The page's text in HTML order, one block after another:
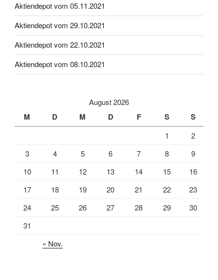
Aktiendepot vom 05.11.2021
Aktiendepot vom 29.10.2021
Aktiendepot vom 22.10.2021
Aktiendepot vom 08.10.2021
August 2026
M D M D F S S
1
2
3
4 5 6 7 8
9
10
11 12 13 14 15
16
17
18 19 20 21 22
23
24
25 26 27 28 29
30
31
« Nov.